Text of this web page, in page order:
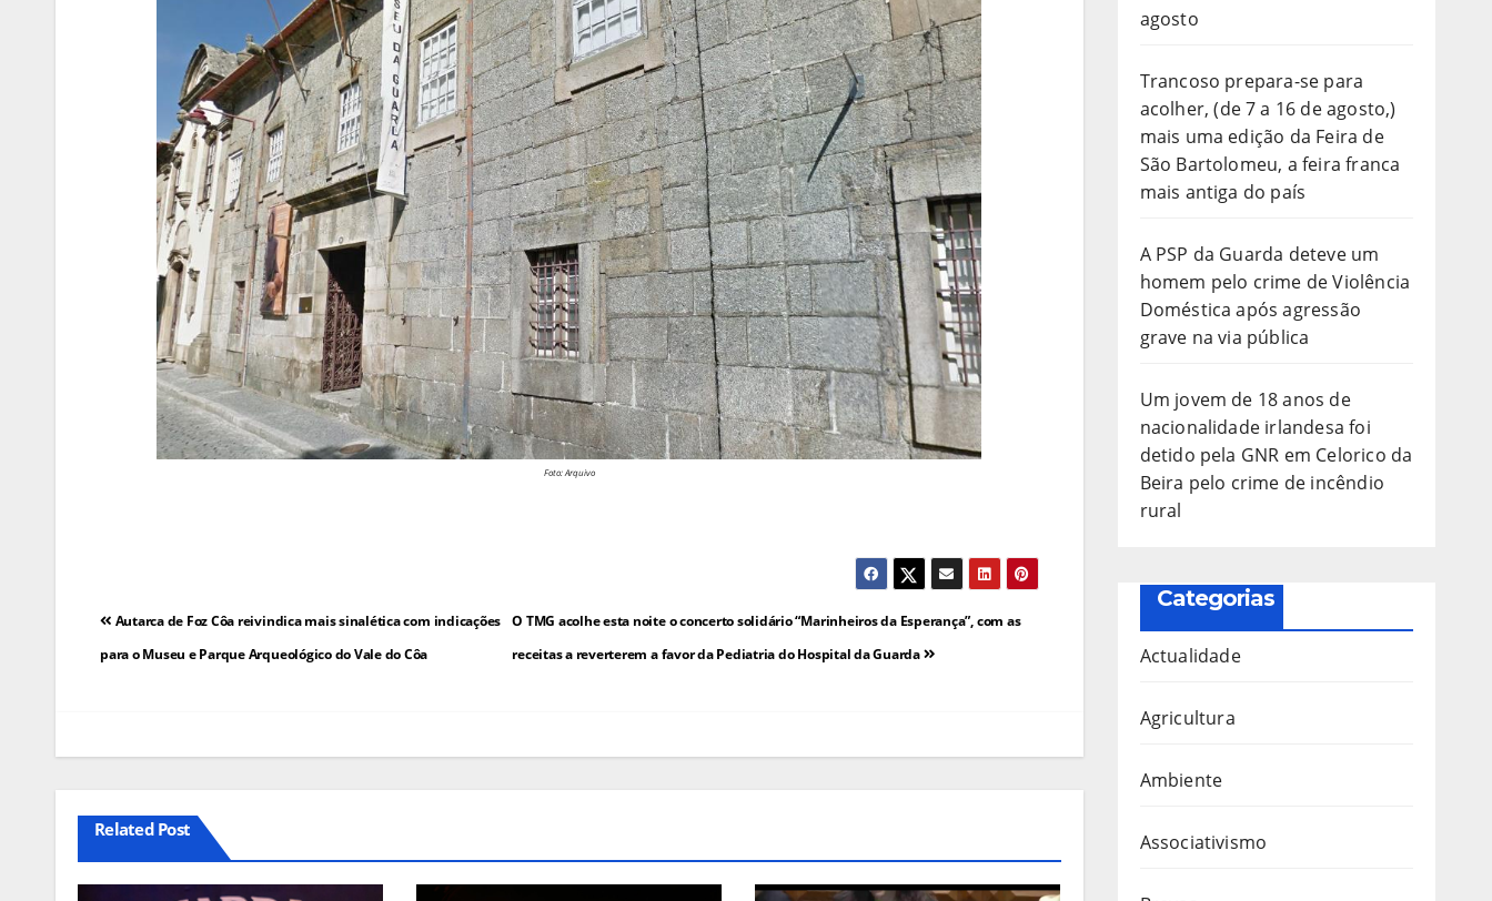
Foto: Arquivo
Navegação
de
O TMG acolhe esta noite o concerto solidário “Marinheiros da Esperança”, com as
receitas a reverterem a favor da Pediatria do Hospital da Guarda
Autarca de Foz Côa reivindica mais sinalética com indicações
para o Museu e Parque Arqueológico do Vale do Côa
Related Post
agosto
Trancoso prepara-se para
acolher, (de 7 a 16 de agosto,)
mais uma edição da Feira de
São Bartolomeu, a feira franca
mais antiga do país
A PSP da Guarda deteve um
homem pelo crime de Violência
Doméstica após agressão
grave na via pública
Um jovem de 18 anos de
nacionalidade irlandesa foi
detido pela GNR em Celorico da
Beira pelo crime de incêndio
rural
Categorias
Actualidade
Agricultura
Ambiente
Associativismo